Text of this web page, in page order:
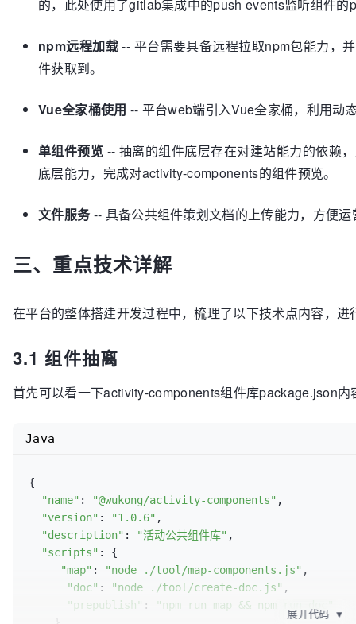
的，此处使用了gitlab集成中的push events监听组件的
npm远程加载-- 平台需要具备远程拉取npm包能力，
件获取到。
Vue全家桶使用 -- 平台web端引入Vue全家桶，利用动
单组件预览 -- 抽离的组件底层存在对建站能力的依赖
底层能力，完成对activity-components的组件预览。
文件服务-- 具备公共组件策划文档的上传能力，方便
三、重点技术详解
在平台的整体搭建开发过程中，梳理了以下技术点内容，进
3.1 组件抽离
首先可以看一下activity-components组件库package.json内
{
"name" : "@wukong/activity-components" ,
"version" : "1.0.6" ,
"description" : "活动公共组件库" ,
"scripts" : {
"map" : "node ./tool/map-components.js" ,
"doc" : "node ./tool/create-doc.js" ,
"prepublish" :
"npm run map && npm run doc"
Java
展开代码 ▼